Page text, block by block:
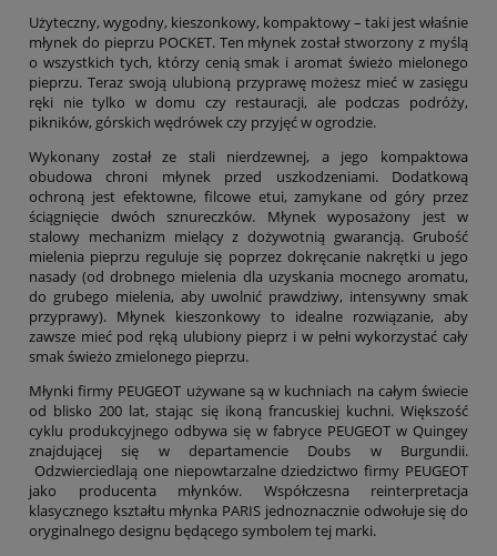
Użyteczny, wygodny, kieszonkowy, kompaktowy – taki jest właśnie
młynek do pieprzu POCKET. Ten młynek został stworzony z myślą
o wszystkich tych, którzy cenią smak i aromat świeżo mielonego
pieprzu. Teraz swoją ulubioną przyprawę możesz mieć w zasięgu
ręki nie tylko w domu czy restauracji, ale podczas podróży,
pikników, górskich wędrówek czy przyjęć w ogrodzie.
Wykonany został ze stali nierdzewnej, a jego kompaktowa
obudowa chroni młynek przed uszkodzeniami. Dodatkową
ochroną jest efektowne, filcowe etui, zamykane od góry przez
ściągnięcie dwóch sznureczków. Młynek wyposażony jest w
stalowy mechanizm mielący z dożywotnią gwarancją. Grubość
mielenia pieprzu reguluje się poprzez dokręcanie nakrętki u jego
nasady (od drobnego mielenia dla uzyskania mocnego aromatu,
do grubego mielenia, aby uwolnić prawdziwy, intensywny smak
przyprawy). Młynek kieszonkowy to idealne rozwiązanie, aby
zawsze mieć pod ręką ulubiony pieprz i w pełni wykorzystać cały
smak świeżo zmielonego pieprzu.
Młynki firmy PEUGEOT używane są w kuchniach na całym świecie
od blisko 200 lat, stając się ikoną francuskiej kuchni. Większość
cyklu produkcyjnego odbywa się w fabryce PEUGEOT w Quingey
znajdującej się w departamencie Doubs w Burgundii.
Odzwierciedlają one niepowtarzalne dziedzictwo firmy PEUGEOT
jako producenta młynków. Współczesna reinterpretacja
klasycznego kształtu młynka PARIS jednoznacznie odwołuje się do
oryginalnego designu będącego symbolem tej marki.